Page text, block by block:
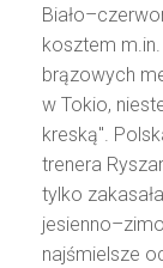
kosztem
brązowych
w Tokio,
kreską".
trenera
tylko
najśmielsze